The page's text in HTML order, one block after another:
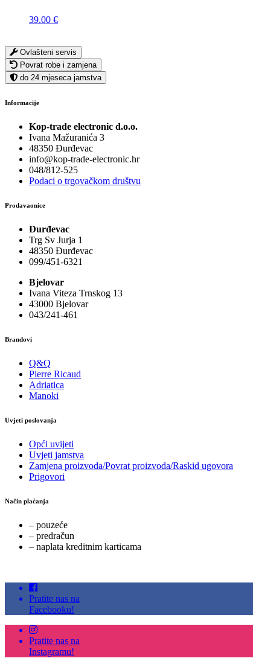
39.00 €
Ovlašteni servis
Povrat robe i zamjena
do 24 mjeseca jamstva
Informacije
Kop-trade electronic d.o.o.
Ivana Mažuranića 3
48350 Đurđevac
info@kop-trade-electronic.hr
048/812-525
Podaci o trgovačkom društvu
Prodavaonice
Đurđevac
Trg Sv Jurja 1
48350 Đurđevac
099/451-6321
Bjelovar
Ivana Viteza Trnskog 13
43000 Bjelovar
043/241-461
Brandovi
Q&Q
Pierre Ricaud
Adriatica
Manoki
Uvjeti poslovanja
Opći uvijeti
Uvjeti jamstva
Zamjena proizvoda/Povrat proizvoda/Raskid ugovora
Prigovori
Način plaćanja
– pouzeće
– predračun
– naplata kreditnim karticama
Pratite nas na
Facebooku!
Pratite nas na
Instagramu!